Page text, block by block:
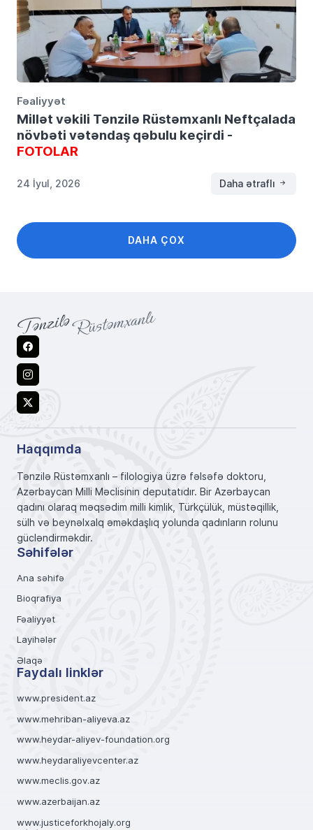
Fəaliyyət
Millət vəkili Tənzilə Rüstəmxanlı Neftçalada
növbəti vətəndaş qəbulu keçirdi -
FOTOLAR
24 İyul, 2026 Daha ətraflı
DAHA ÇOX
Facebook
Instagram
X
Haqqımda
Tənzilə Rüstəmxanlı – filologiya üzrə fəlsəfə doktoru,
Azərbaycan Milli Məclisinin deputatıdır. Bir Azərbaycan
qadını olaraq məqsədim milli kimlik, Türkçülük, müstəqillik,
sülh və beynəlxalq əməkdaşlıq yolunda qadınların rolunu
gücləndirməkdir.
Səhifələr
Ana səhifə
Bioqrafiya
Fəaliyyət
Layihələr
Əlaqə
Faydalı linklər
www.president.az
www.mehriban-aliyeva.az
www.heydar-aliyev-foundation.org
www.heydaraliyevcenter.az
www.meclis.gov.az
www.azerbaijan.az
www.justiceforkhojaly.org